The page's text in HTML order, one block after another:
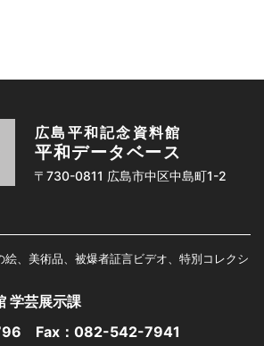
広島平和記念資料館
平和データベース
〒730-0811 広島市中区中島町1-2
、美術品、被爆者証言ビデオ、特別コレクシ
学芸展示課
Fax：082-542-7941